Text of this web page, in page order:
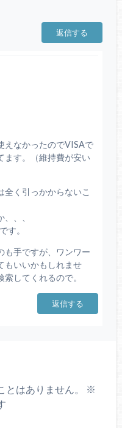
返信する
えなかったのでVISAで
ます。（維持費が安い
く引っかからないこ
、、
す。
も手ですが、ワンワー
もいいかもしれませ
してくれるので。
返信する
はありません。
※